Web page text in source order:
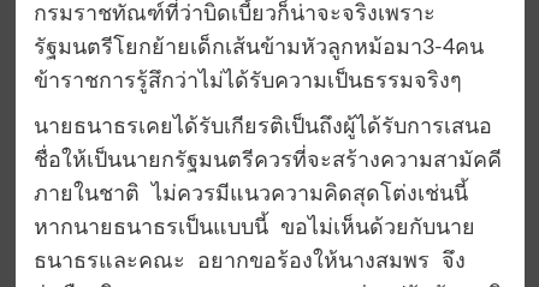
กรมราชทัณฑ์ที่ว่าบิดเบี้ยวก็น่าจะจริงเพราะ
รัฐมนตรีโยกย้ายเด็กเส้นข้ามหัวลูกหม้อมา3-4คน
ข้าราชการรู้สึกว่าไม่ได้รับความเป็นธรรมจริงๆ
นายธนาธรเคยได้รับเกียรติเป็นถึงผู้ได้รับการเสนอ
ชื่อให้เป็นนายกรัฐมนตรีควรที่จะสร้างความสามัคคี
ภายในชาติ ไม่ควรมีแนวความคิดสุดโต่งเช่นนี้
หากนายธนาธรเป็นแบบนี้ ขอไม่เห็นด้วยกับนาย
ธนาธรและคณะ อยากขอร้องให้นางสมพร จึง